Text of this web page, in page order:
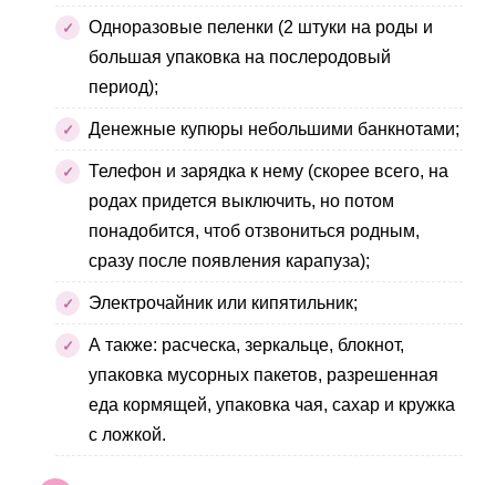
Одноразовые пеленки (2 штуки на роды и
большая упаковка на послеродовый
период);
Денежные купюры небольшими банкнотами;
Телефон и зарядка к нему (скорее всего, на
родах придется выключить, но потом
понадобится, чтоб отзвониться родным,
сразу после появления карапуза);
Электрочайник или кипятильник;
А также: расческа, зеркальце, блокнот,
упаковка мусорных пакетов, разрешенная
еда кормящей, упаковка чая, сахар и кружка
с ложкой.